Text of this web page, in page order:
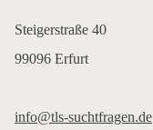
Steigerstraße 40
99096 Erfurt
info@tls-suchtfragen.de